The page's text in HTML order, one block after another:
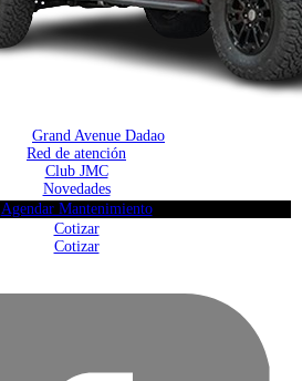
Grand Avenue Dadao
Red de atención
Club JMC
Novedades
Agendar Mantenimiento
Cotizar
Cotizar